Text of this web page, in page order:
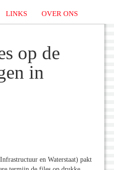
LINKS OVER ONS
op de
in
en Waterstaat) pakt